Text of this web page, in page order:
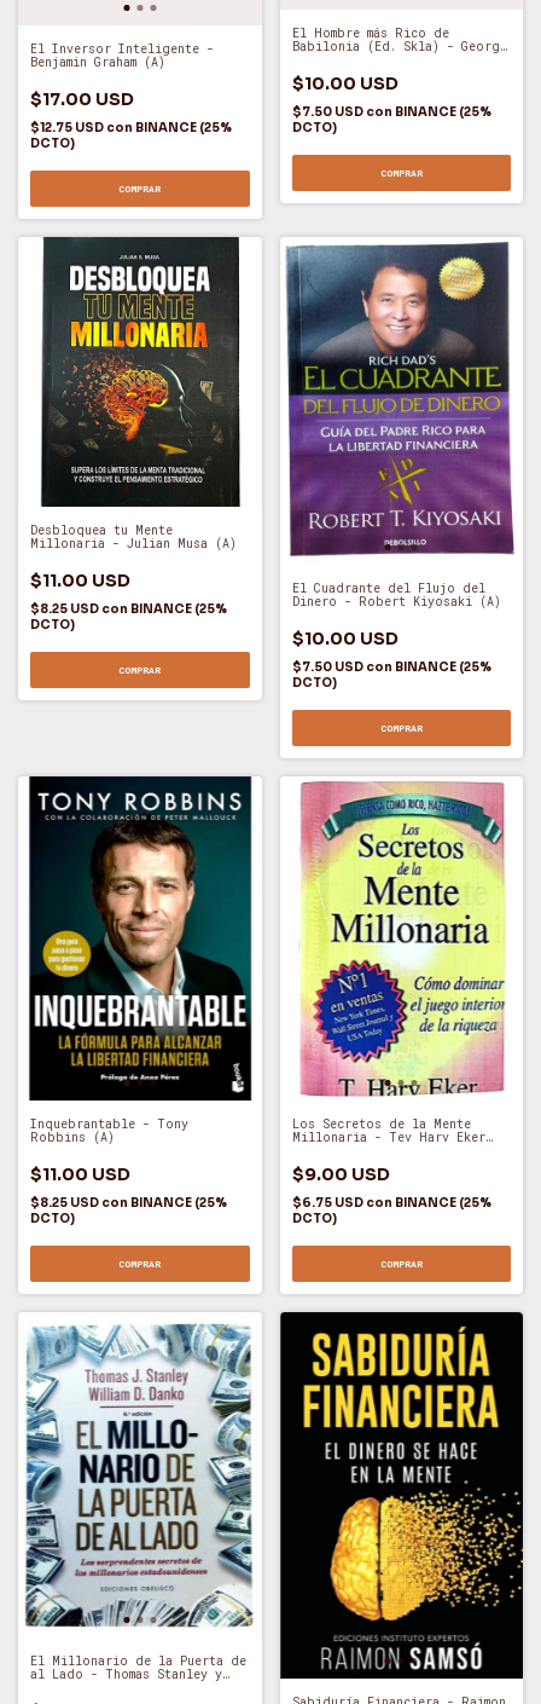
El Inversor Inteligente -
Benjamin Graham (A)
$17.00 USD
$12.75 USD con BINANCE (25%
DCTO)
COMPRAR
El Hombre más Rico de
Babilonia (Ed. Skla) - George
$10.00 USD
$7.50 USD con BINANCE (25%
DCTO)
COMPRAR
Desbloquea tu Mente
Millonaria - Julian Musa (A)
$11.00 USD
$8.25 USD con BINANCE (25%
DCTO)
COMPRAR
El Cuadrante del Flujo del
Dinero - Robert Kiyosaki (A)
$10.00 USD
$7.50 USD con BINANCE (25%
DCTO)
COMPRAR
Inquebrantable - Tony
Robbins (A)
$11.00 USD
$8.25 USD con BINANCE (25%
DCTO)
COMPRAR
Los Secretos de la Mente
Millonaria - Tev Harv Eker
$9.00 USD
$6.75 USD con BINANCE (25%
DCTO)
COMPRAR
El Millonario de la Puerta de
al Lado - Thomas Stanley y